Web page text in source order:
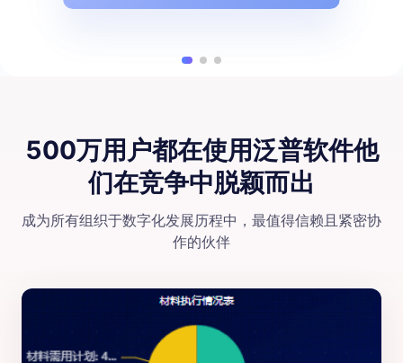
500万用户都在使用泛普软件他
们在竞争中脱颖⽽出
成为所有组织于数字化发展历程中，最值得信赖且紧密协
作的伙伴